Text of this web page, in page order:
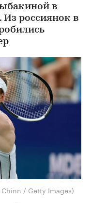
в
Из россиянок в
/ Getty Images)